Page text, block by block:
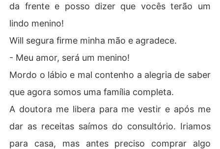
da frente e posso dizer que vocês terão um
lindo menino!
Will segura firme minha mão e agradece.
- Meu amor, será um menino!
Mordo o lábio e mal contenho a alegria de saber
que agora somos uma família completa.
A doutora me libera para me vestir e após me
dar as receitas saímos do consultório. Iriamos
para casa, mas antes preciso comprar algo